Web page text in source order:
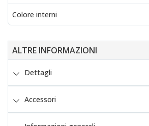
Colore interni
ALTRE INFORMAZIONI
Dettagli
Accessori